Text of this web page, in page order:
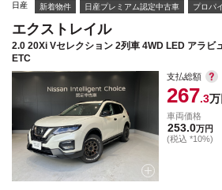
日産 新着物件 日産プレミアム認定中古車 プロパ
エクストレイル
2.0 20Xi Vセレクション 2列車 4WD LED アラビ
ETC
支払総額
267.3万
車両価格
253.0万円
(税込 *10%)